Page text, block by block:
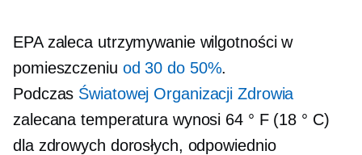
EPA zaleca utrzymywanie wilgotności w
pomieszczeniu od 30 do 50%.
Podczas Światowej Organizacji Zdrowia
zalecana temperatura wynosi 64 ° F (18 ° C)
dla zdrowych dorosłych, odpowiednio